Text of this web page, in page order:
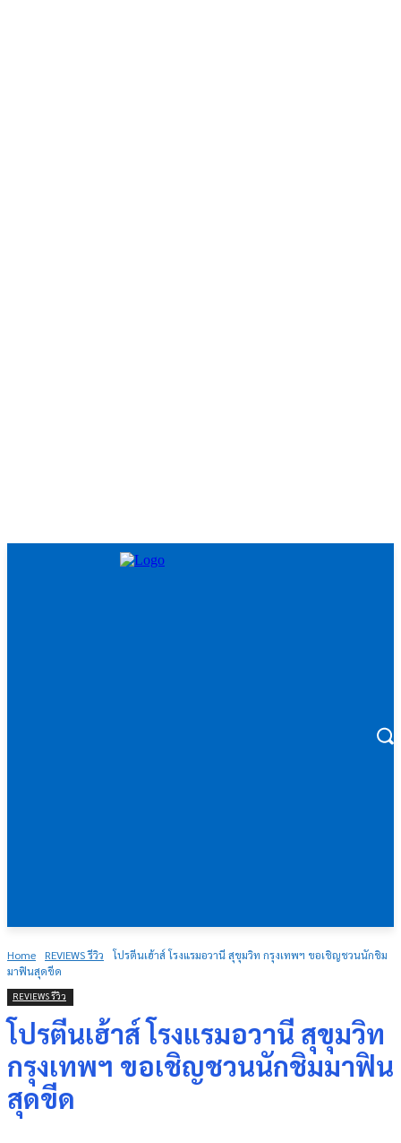
Home REVIEWS รีวิว
โปรตีนเฮ้าส์ โรงแรมอวานี สุขุมวิท กรุงเทพฯ ขอเชิญชวนนักชิม
มาฟินสุดขีด
REVIEWS รีวิว
โปรตีนเฮ้าส์ โรงแรมอวานี สุขุมวิท
กรุงเทพฯ ขอเชิญชวนนักชิมมาฟิน
สุดขีด